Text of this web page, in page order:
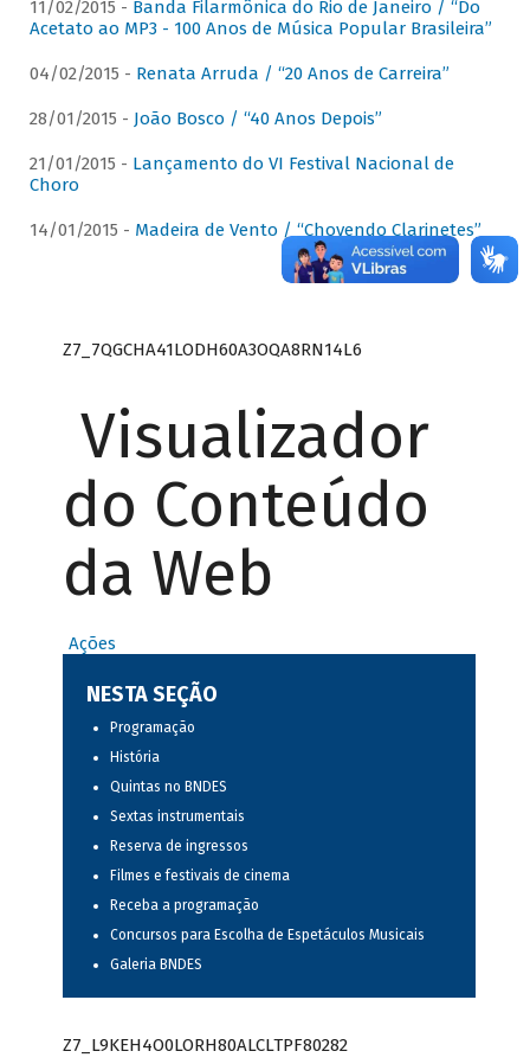
11/02/2015 - Banda Filarmônica do Rio de Janeiro / “Do
Acetato ao MP3 - 100 Anos de Música Popular Brasileira”
04/02/2015 - Renata Arruda / “20 Anos de Carreira”
28/01/2015 - João Bosco / “40 Anos Depois”
21/01/2015 - Lançamento do VI Festival Nacional de
Choro
14/01/2015 - Madeira de Vento / “Chovendo Clarinetes”
Z7_7QGCHA41LODH60A3OQA8RN14L6
Visualizador
do Conteúdo
da Web
Ações
NESTA SEÇÃO
Programação
História
Quintas no BNDES
Sextas instrumentais
Reserva de ingressos
Filmes e festivais de cinema
Receba a programação
Concursos para Escolha de Espetáculos Musicais
Galeria BNDES
Z7_L9KEH4O0LORH80ALCLTPF80282